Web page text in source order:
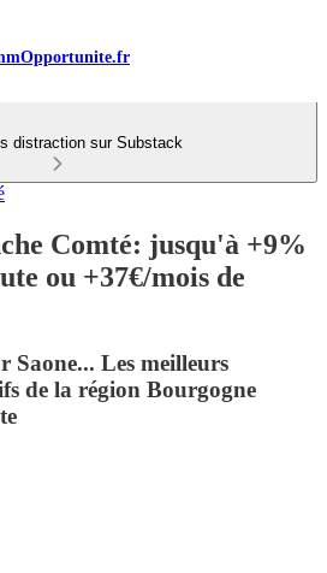
distraction sur Substack
Comté: jusqu'à +9%
ou +37€/mois de
Saone... Les meilleurs
de la région Bourgogne